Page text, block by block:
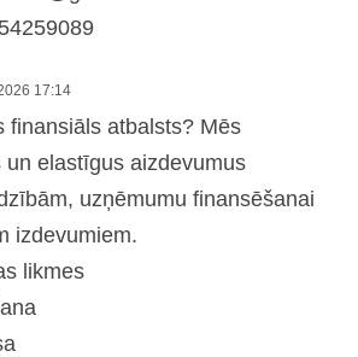
17:14
finansiāls atbalsts? Mēs
un elastīgus aizdevumus
uzņēmumu finansēšanai
izdevumiem.
likmes